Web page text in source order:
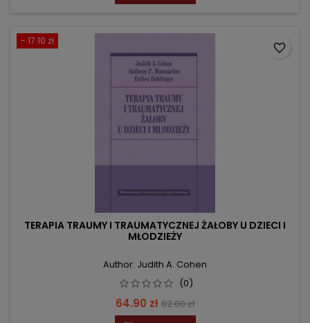
- 17.10 zł
TERAPIA TRAUMY I TRAUMATYCZNEJ ŻAŁOBY U DZIECI I
MŁODZIEŻY
Author: Judith A. Cohen
(0)
Price
64.90 zł Regular
82.00 zł
favorite_border